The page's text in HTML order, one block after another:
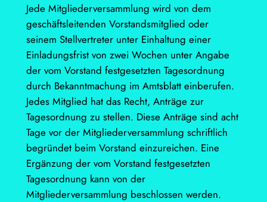
Jede Mitgliederversammlung wird von dem
geschäftsleitenden Vorstandsmitglied oder
seinem Stellvertreter unter Einhaltung einer
Einladungsfrist von zwei Wochen unter Angabe
der vom Vorstand festgesetzten Tagesordnung
durch Bekanntmachung im Amtsblatt einberufen.
Jedes Mitglied hat das Recht, Anträge zur
Tagesordnung zu stellen. Diese Anträge sind acht
Tage vor der Mitgliederversammlung schriftlich
begründet beim Vorstand einzureichen. Eine
Ergänzung der vom Vorstand festgesetzten
Tagesordnung kann von der
Mitgliederversammlung beschlossen werden.